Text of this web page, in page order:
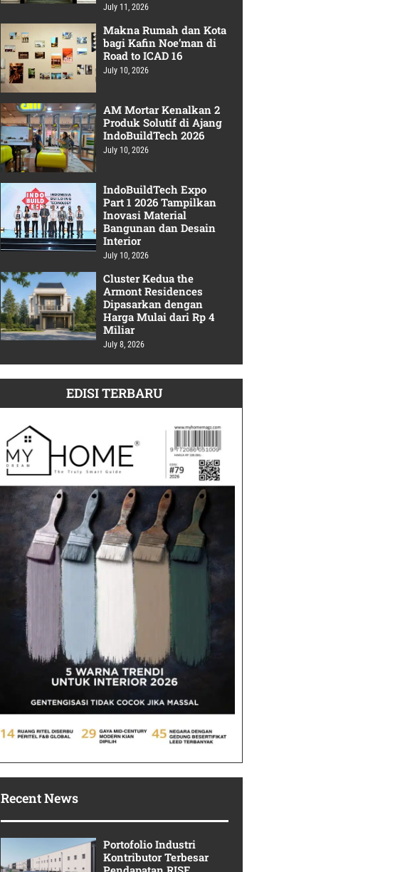
July 11, 2026
Makna Rumah dan Kota
bagi Kafin Noe’man di
Road to ICAD 16
July 10, 2026
AM Mortar Kenalkan 2
Produk Solutif di Ajang
IndoBuildTech 2026
July 10, 2026
IndoBuildTech Expo
Part 1 2026 Tampilkan
Inovasi Material
Bangunan dan Desain
Interior
July 10, 2026
Cluster Kedua the
Armont Residences
Dipasarkan dengan
Harga Mulai dari Rp 4
Miliar
July 8, 2026
EDISI TERBARU
Recent News
Portofolio Industri
Kontributor Terbesar